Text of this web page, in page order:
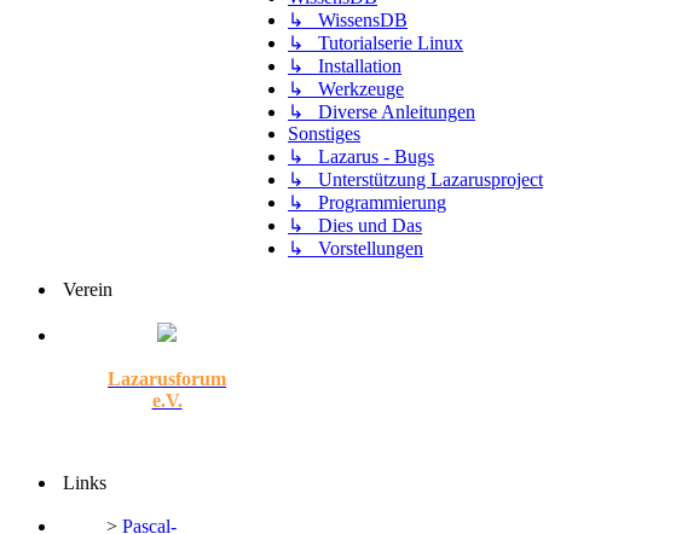
↳ WissensDB
↳ Tutorialserie Linux
↳ Installation
↳ Werkzeuge
↳ Diverse Anleitungen
Sonstiges
↳ Lazarus - Bugs
↳ Unterstützung Lazarusproject
↳ Programmierung
↳ Dies und Das
↳ Vorstellungen
Verein
Lazarusforum
e.V.
Links
> Pascal-